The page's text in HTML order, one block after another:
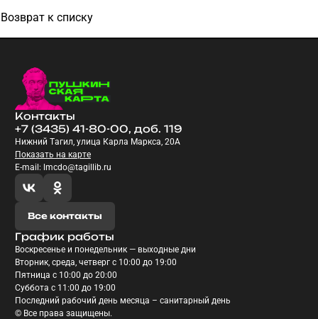
Возврат к списку
© Все права защищены.
Контакты
+7 (3435) 41-80-00, доб. 119
Нижний Тагил, улица Карла Маркса, 20А
Показать на карте
E-mail: lmcdo@tagillib.ru
Все контакты
График работы
Воскресенье и понедельник — выходные дни
Вторник, среда, четверг с 10:00 до 19:00
Пятница с 10:00 до 20:00
Суббота с 11:00 до 19:00
Последний рабочий день месяца – санитарный день